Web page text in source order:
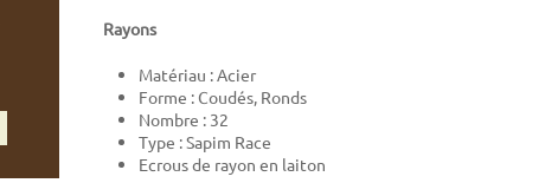
Rayons
Matériau : Acier
Forme : Coudés, Ronds
Nombre : 32
Type : Sapim Race
Ecrous de rayon en laiton